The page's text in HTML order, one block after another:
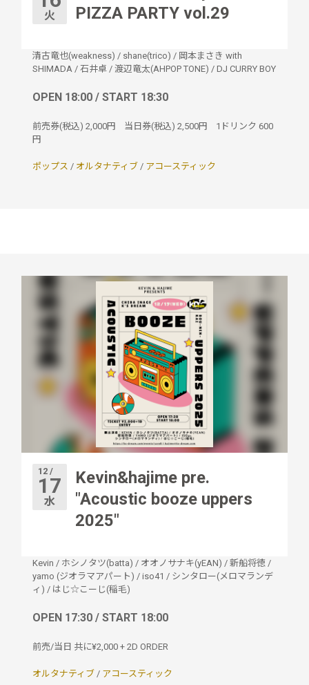
火
PIZZA PARTY vol.29
清古竜也(weakness) / shane(trico) / 岡本まさき with
SHIMADA / 石井卓 / 渡辺竜太(AHPOP TONE) / DJ CURRY BOY
OPEN 18:00 / START 18:30
前売券(税込) 2,000円 当日券(税込) 2,500円 1ドリンク 600
円
ポップス / オルタナティブ / アコースティック
12 /
17
水
Kevin&hajime pre.
"Acoustic booze uppers
2025"
Kevin / ホシノタツ(batta) / オオノサナキ(yEAN) / 新船将徳 /
yamo (ジオラマアパート) / iso41 / シンタロー(メロマランデ
ィ) / はじ☆こーじ(稲毛)
OPEN 17:30 / START 18:00
前売/当日 共に¥2,000 + 2D ORDER
オルタナティブ / アコースティック